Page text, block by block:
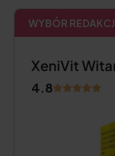
WYBÓR
XeniVit
4.8